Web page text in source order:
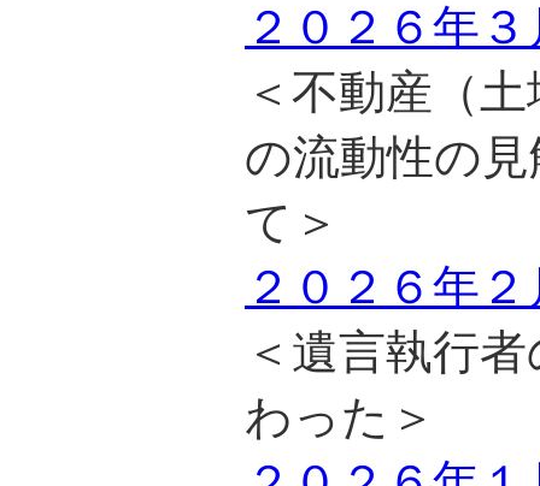
２０２６年
＜不動産（
の流動性の
て＞
２０２６年
＜遺言執行
わった＞